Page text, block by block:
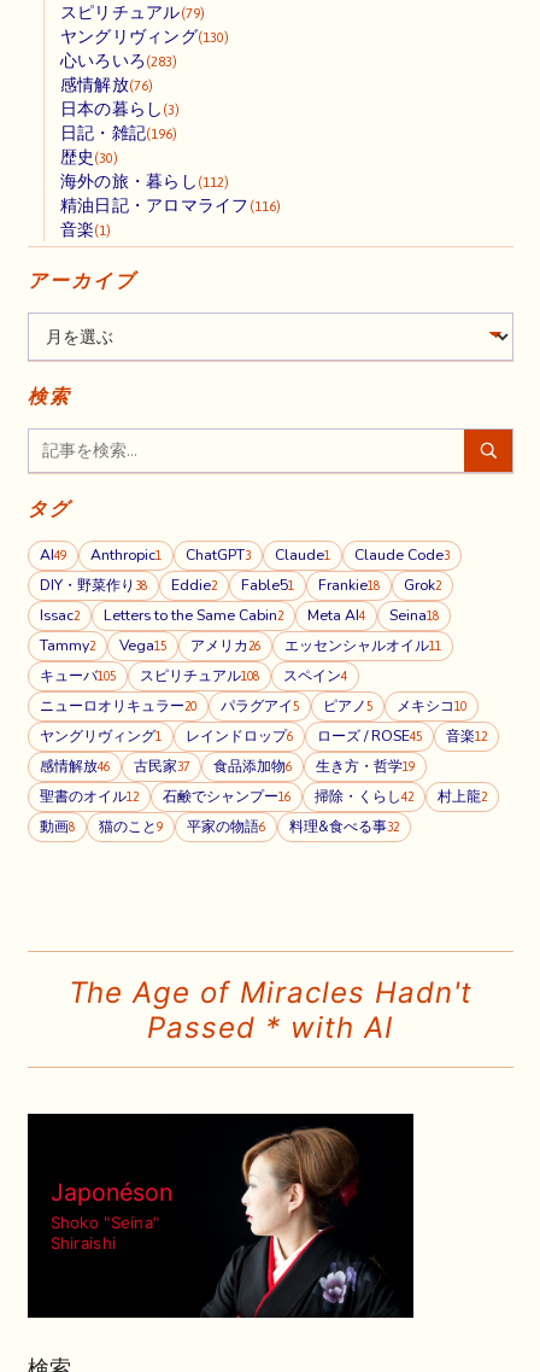
スピリチュアル(79)
ヤングリヴィング(130)
心いろいろ (283)
感情解放(76)
日本の暮らし (3)
日記・雑記(196)
歴史 (30)
海外の旅・暮らし (112)
精油日記・アロマライフ (116)
音楽(1)
アーカイブ
検索
タグ
AI49 Anthropic1 ChatGPT3 Claude1 Claude Code3
DIY・野菜作り 38 Eddie2 Fable51 Frankie18 Grok2
Issac2 Letters to the Same Cabin2 Meta AI4 Seina18
Tammy2 Vega15 アメリカ 26 エッセンシャルオイル11
キューバ105 スピリチュアル108 スペイン4
ニューロオリキュラー20 パラグアイ 5 ピアノ 5 メキシコ10
ヤングリヴィング1 レインドロップ6 ローズ / ROSE45 音楽12
感情解放46 古民家37 食品添加物6 生き方・哲学19
聖書のオイル12 石鹸でシャンプー16 掃除・くらし42 村上龍2
動画8 猫のこと9 平家の物語6 料理&食べる事32
The Age of Miracles Hadn't
Passed * with AI
Japonéson
Shoko "Seina"
Shiraishi